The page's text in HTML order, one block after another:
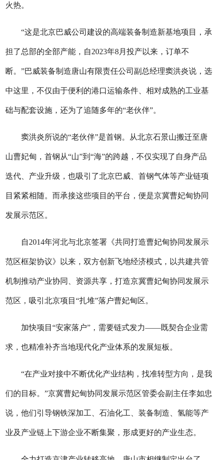
火热。
“这是北京巴威公司建设的高端装备制造新基地项目，承
担了总部的全部产能，自2023年8月投产以来，订单不
断。”巴威装备制造唐山有限责任公司副总经理窦洪炎说，选
中这里，不仅由于便利的港口运输条件、相对成熟的工业基
础与配套设施，还为了追随多年的“老伙伴”。
窦洪炎所说的“老伙伴”是首钢。从北京石景山搬迁至唐
山曹妃甸，首钢从“山”到“海”的跨越，不仅实现了自身产品
迭代、产业升级，也吸引了北京巴威、首钢气体等产业链项
目紧紧相随。而承接这些项目的平台，便是京冀曹妃甸协同
发展示范区。
自2014年河北与北京签署《共同打造曹妃甸协同发展示
范区框架协议》以来，双方创新飞地经济模式，以共建共管
机制推动产业协同、资源共享，打造京冀曹妃甸协同发展示
范区，吸引北京项目“扎堆”落户曹妃甸区。
加快项目“安家落户”，需要链式发力——既契合企业需
求，也精准补齐当地现代化产业体系的发展短板。
“在产业对接中不断优化产业结构，找准转型方向，是我
们的目标。”京冀曹妃甸协同发展示范区管委会副主任李如忠
说，他们引导钢铁深加工、石油化工、装备制造、氢能等产
业及产业链上下游企业不断集聚，形成更好的产业生态。